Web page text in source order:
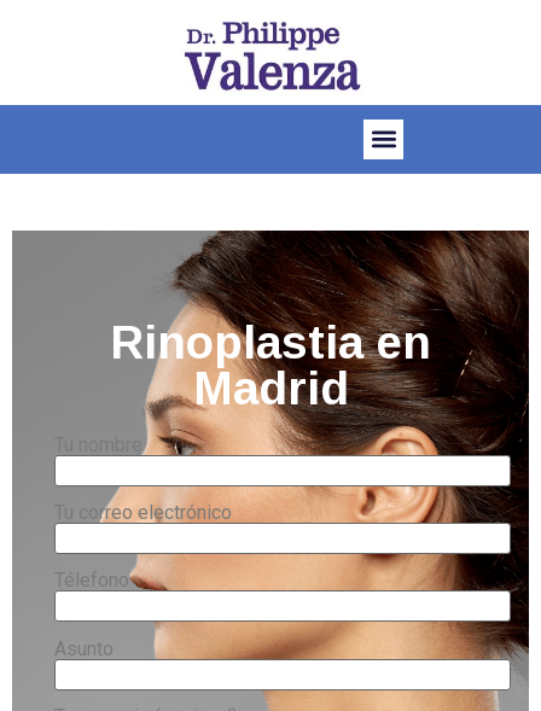
Rinoplastia en
Madrid
Tu correo electrónico
Télefono
Asunto